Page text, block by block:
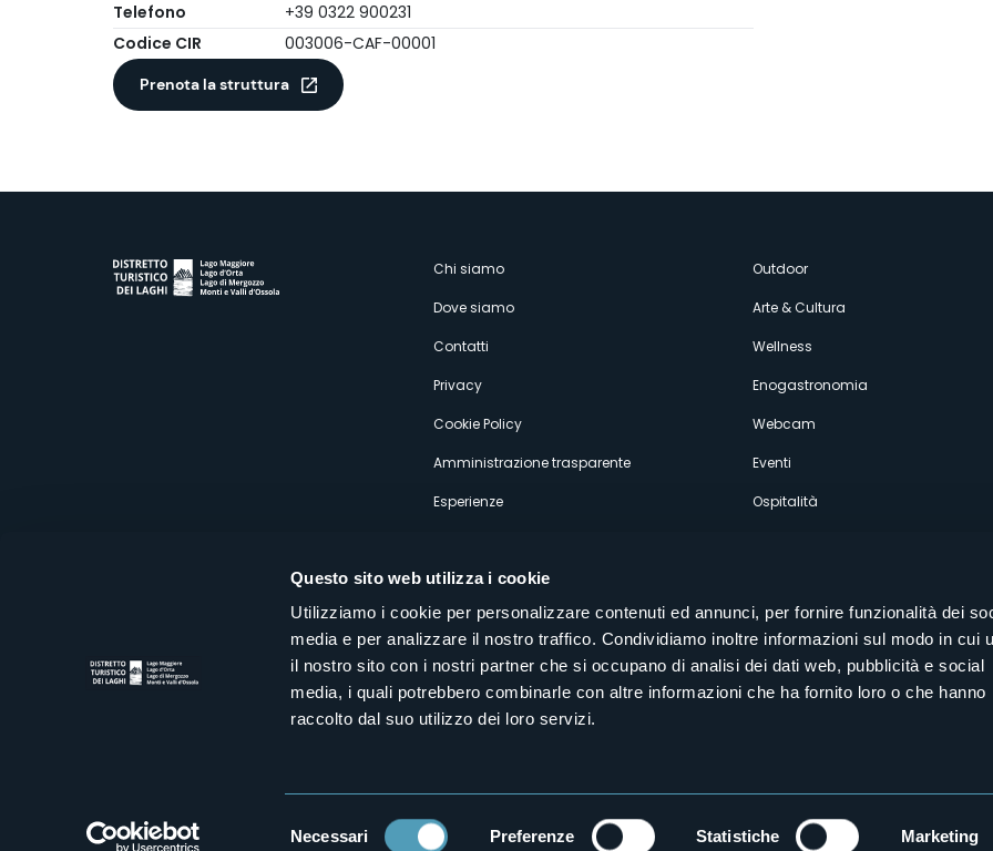
Questo sito web utilizza i cookie
Utilizziamo i cookie per personalizzare contenuti ed annunci, per fornire funzionalità dei
media e per analizzare il nostro traffico. Condividiamo inoltre informazioni sul modo in cui
il nostro sito con i nostri partner che si occupano di analisi dei dati web, pubblicità e social
media, i quali potrebbero combinarle con altre informazioni che ha fornito loro o che hanno
raccolto dal suo utilizzo dei loro servizi.
Necessari Preferenze Statistiche Marketing
Telefono
+39 0322 900231
Codice CIR
003006-CAF-00001
Prenota la struttura
Menù
secondario
Chi siamo
Dove siamo
Contatti
Privacy
Cookie Policy
Amministrazione trasparente
Esperienze
Outdoor
Arte & Cultura
Wellness
Enogastronomia
Webcam
Eventi
Ospitalità
Distretto Turistico dei Laghi Scrl
Sede legale e operativa: Corso Italia 26 - 28838 Stresa VB - Italy
infoturismo@distrettolaghi.itedistrettolaghi@legalmail.it
Seguici sui nostri canali social